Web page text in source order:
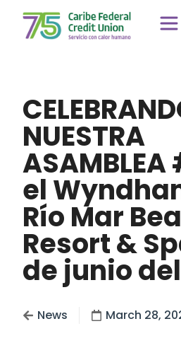
NUESTRA
el
Río Mar
Resort &
de junio
News March 28,